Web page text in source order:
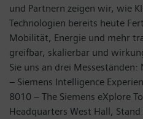
und Partnern zeigen wir, wie
Technologien bereits heute
Mobilität, Energie und mehr
greifbar, skalierbar und
Sie uns an drei
– Siemens Intelligence
8010 – The Siemens eXplore
Headquarters West Hall,